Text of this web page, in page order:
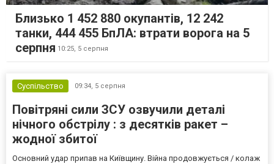
Близько 1 452 880 окупантів, 12 242
танки, 444 455 БпЛА: втрати ворога на 5
серпня 10:25, 5 серпня
Суспільство 09:34, 5 серпня
Повітряні сили ЗСУ озвучили деталі
нічного обстрілу : з десятків ракет –
жодної збитої
Основний удар припав на Київщину. Війна продовжується / колаж